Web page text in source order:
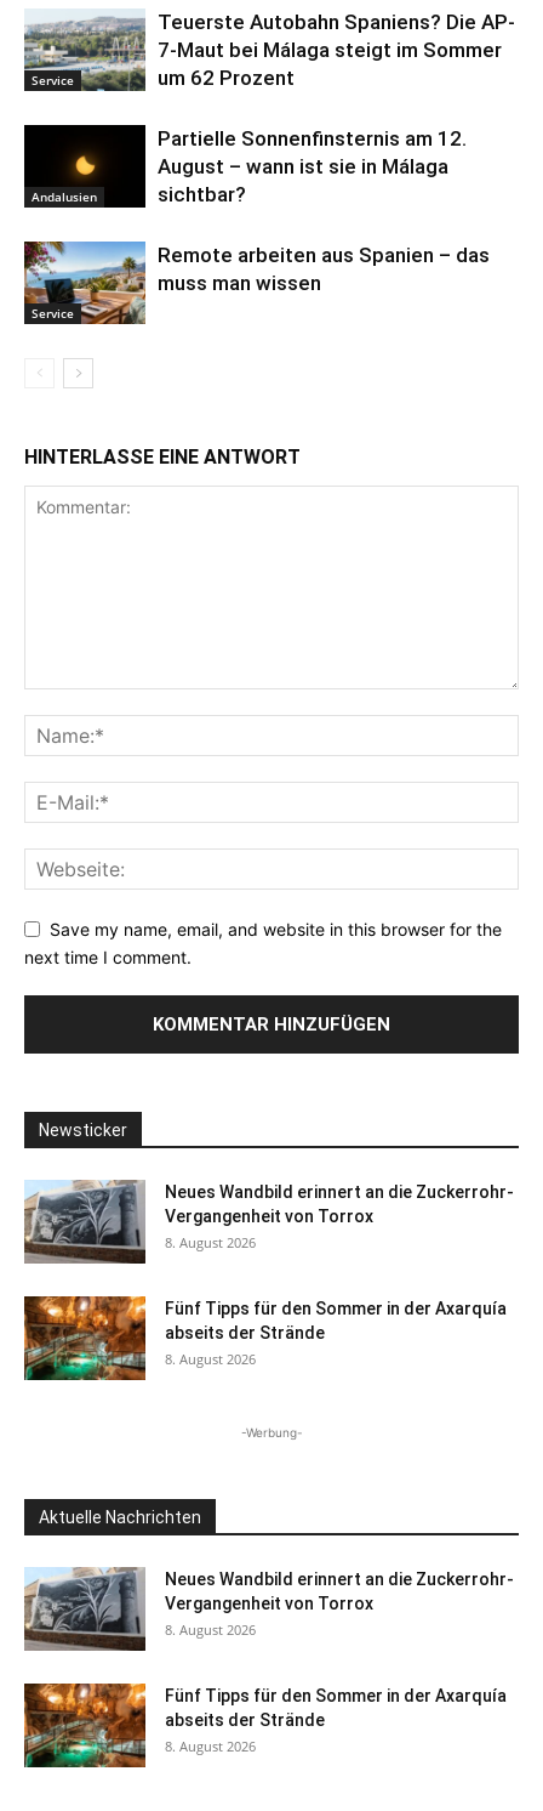
Service
Teuerste Autobahn Spaniens? Die AP-
7-Maut bei Málaga steigt im Sommer
um 62 Prozent
Andalusien
Partielle Sonnenfinsternis am 12.
August – wann ist sie in Málaga
sichtbar?
Service
Remote arbeiten aus Spanien – das
muss man wissen
HINTERLASSE EINE ANTWORT
Save my name, email, and website in this browser for the
next time I comment.
Newsticker
Neues Wandbild erinnert an die Zuckerrohr-
Vergangenheit von Torrox
8. August 2026
Fünf Tipps für den Sommer in der Axarquía
abseits der Strände
8. August 2026
-Werbung-
Aktuelle Nachrichten
Neues Wandbild erinnert an die Zuckerrohr-
Vergangenheit von Torrox
8. August 2026
Fünf Tipps für den Sommer in der Axarquía
abseits der Strände
8. August 2026